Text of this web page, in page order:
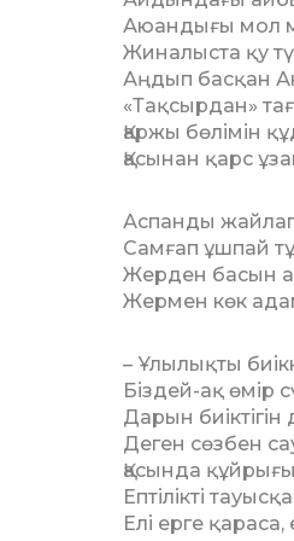
Аюандығы мол
Жиналыста қу
Аңдып басқан
«Тақсырдан»
Қаржы бөлімін
Қасынан қарс
Аспанды
Самғап ұшпай
Жерден басын
Жермен көк
– Ұлылықты
Біздей-ақ өмір
Дарын
Деген сөзбен
Қасында
Ептілікті
Елі ерге